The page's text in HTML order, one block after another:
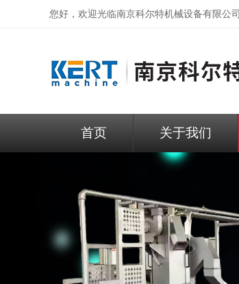
您好，欢迎光临南京科尔特机械设备有限公司
首页 关于我们